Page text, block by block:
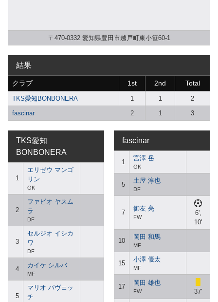
〒470-0332 愛知県豊田市越戸町東小笹60-1
結果
クラブ 1st 2nd Total
TKS愛知BONBONERA 1 1
2
fascinar
2 1 3
TKS愛知
BONBONERA
1
エリゼウ マンゴ
リン
GK
2
ファビオ ヤスム
ラ
DF
3
セルジオ イシカ
ワ
DF
4
カイケ シルバ
MF
5
マリオ パヴェッ
チ
fascinar
1
宮澤 岳
GK
5
土屋 淳也
DF
7
御友 亮
FW
6',
10'
10
岡田 和馬
MF
15
小澤 優太
MF
17
岡田 雄也
FW 37'